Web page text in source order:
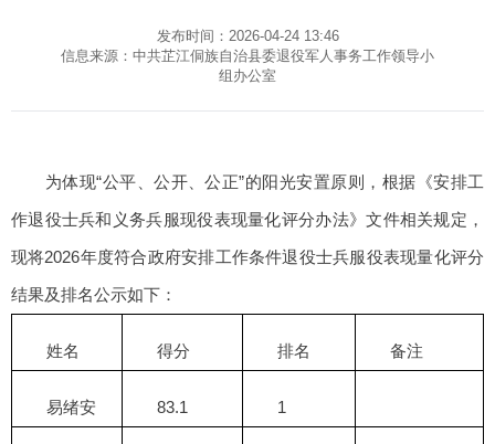
发布时间：2026-04-24 13:46
信息来源：中共芷江侗族自治县委退役军人事务工作领导小
组办公室
为体现“公平、公开、公正”的阳光安置原则，根据《安排工
作退役士兵和义务兵服现役表现量化评分办法》文件相关规定，
现将2026年度符合政府安排工作条件退役士兵服役表现量化评分
结果及排名公示如下：
姓名 得分 排名 备注
易绪安 83.1 1